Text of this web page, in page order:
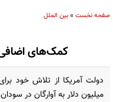
صفحه نخست »بین الملل
کمک‌های اضافی
میلیون دلار به آوارگان در